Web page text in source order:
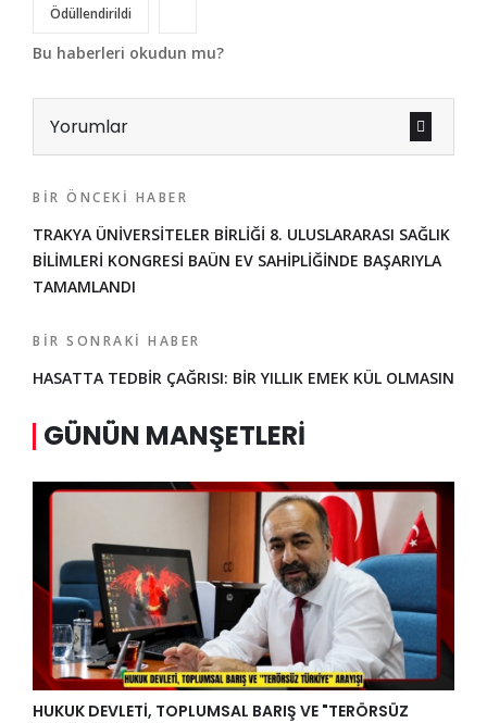
Ödüllendirildi
Bu haberleri okudun mu?
Yorumlar
BIR ÖNCEKI HABER
TRAKYA ÜNİVERSİTELER BİRLİĞİ 8. ULUSLARARASI SAĞLIK
BİLİMLERİ KONGRESİ BAÜN EV SAHİPLİĞİNDE BAŞARIYLA
TAMAMLANDI
BIR SONRAKI HABER
HASATTA TEDBİR ÇAĞRISI: BİR YILLIK EMEK KÜL OLMASIN
GÜNÜN MANŞETLERI
HUKUK DEVLETİ, TOPLUMSAL BARIŞ VE "TERÖRSÜZ